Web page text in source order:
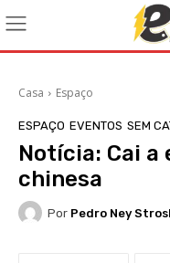
Casa Espaço
ESPAÇO EVENTOS SEM
Notícia: Cai a
chinesa
Por Pedro Ney